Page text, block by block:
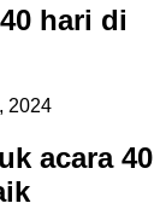
hari di
2024
acara 40